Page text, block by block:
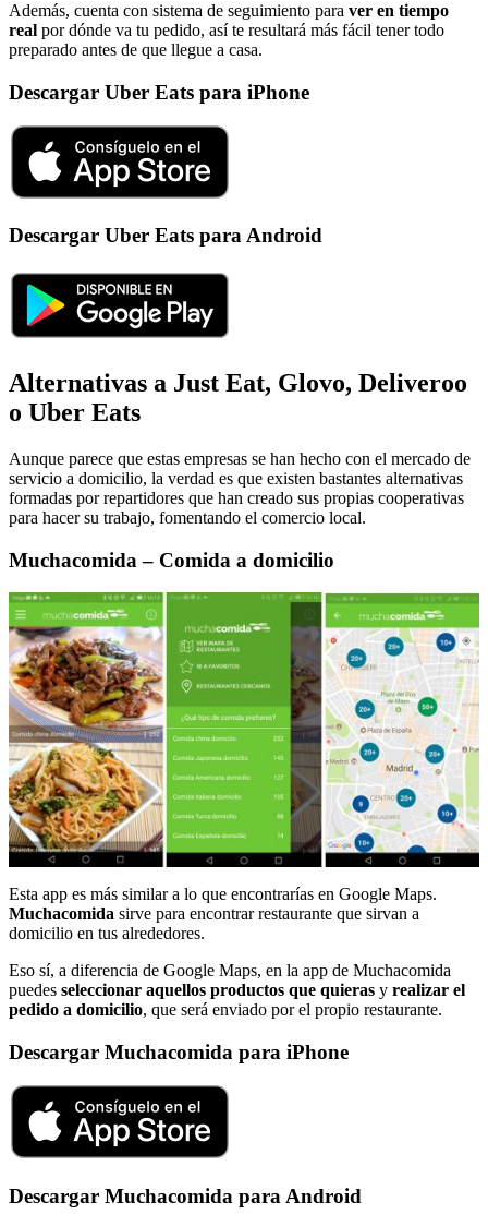
Además, cuenta con sistema de seguimiento para ver en tiempo
real por dónde va tu pedido, así te resultará más fácil tener todo
preparado antes de que llegue a casa.
Descargar Uber Eats para iPhone
Descargar Uber Eats para Android
Alternativas a Just Eat, Glovo, Deliveroo
o Uber Eats
Aunque parece que estas empresas se han hecho con el mercado de
servicio a domicilio, la verdad es que existen bastantes alternativas
formadas por repartidores que han creado sus propias cooperativas
para hacer su trabajo, fomentando el comercio local.
Muchacomida – Comida a domicilio
Esta app es más similar a lo que encontrarías en Google Maps.
Muchacomida sirve para encontrar restaurante que sirvan a
domicilio en tus alrededores.
Eso sí, a diferencia de Google Maps, en la app de Muchacomida
puedes seleccionar aquellos productos que quieras y realizar el
pedido a domicilio, que será enviado por el propio restaurante.
Descargar Muchacomida para iPhone
Descargar Muchacomida para Android